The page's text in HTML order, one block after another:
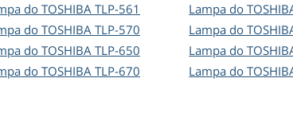
do TOSHIBA TLP-561
do TOSHIBA TLP-570
do TOSHIBA TLP-650
do TOSHIBA TLP-670
Lampa do
Lampa do
Lampa do
Lampa do